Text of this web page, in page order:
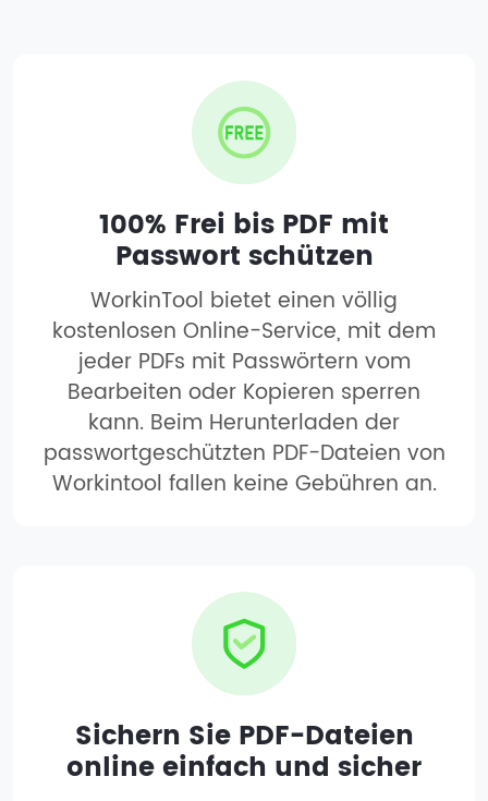
100% Frei bis PDF mit
Passwort schützen
WorkinTool bietet einen völlig
kostenlosen Online-Service, mit dem
jeder PDFs mit Passwörtern vom
Bearbeiten oder Kopieren sperren
kann. Beim Herunterladen der
passwortgeschützten PDF-Dateien von
Workintool fallen keine Gebühren an.
Sichern Sie PDF-Dateien
online einfach und sicher